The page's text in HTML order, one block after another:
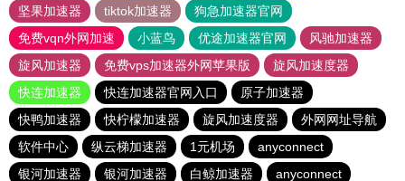
坚果加速器
tiktok加速器
狗急加速器官网
免费vqn外网加速
小蓝鸟 优途加速器官网
风驰加速器
旋风加速器
免费vps加速器外网苹果版
旋风加速度器
快连加速器
快连加速器官网入口
原子加速器
快鸭加速器
快柠檬加速器 旋风加速度器
外网网址导航
软件中心
纵云梯加速器 1元机场
anyconnect
银河加速器
银河加速器 白鲸加速器 anyconnect